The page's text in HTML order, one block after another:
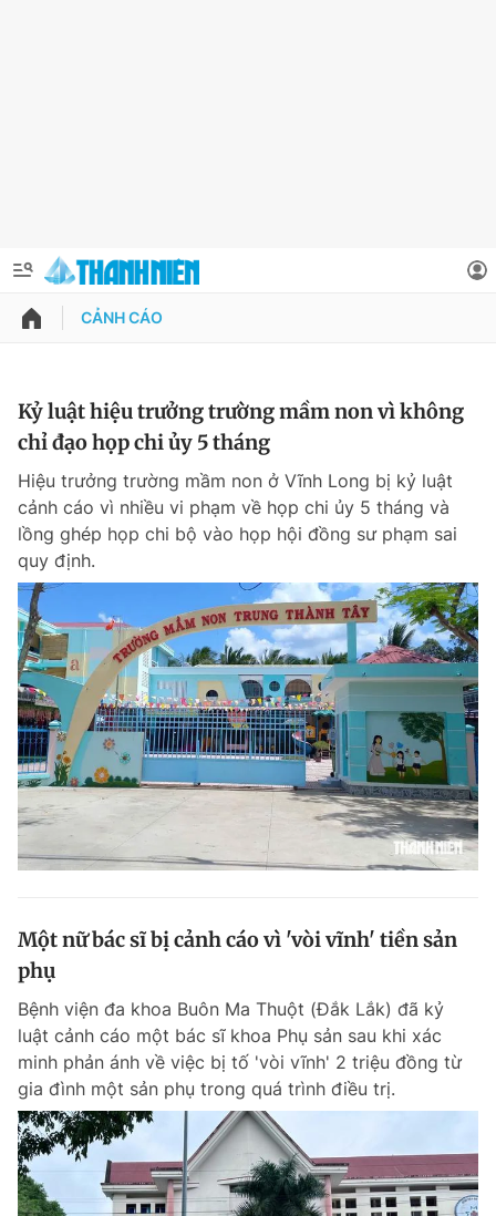
QUẢNG CÁO
Chuyên mục khác
Chào ngày mới
Tin thị trường Tin 360
Video Magazine
Sản phẩm khác
Tiện ích Bạn cần biết
Đọc Thanh Niên trên điện thoại
Theo dõi báo trên
Thông tin tài khoản
Đổi mật khẩu
Tin đã lưu
Tin đã xem
CẢNH CÁO
Kỷ luật hiệu trưởng trường mầm non vì không
chỉ đạo họp chi ủy 5 tháng
Hiệu trưởng trường mầm non ở Vĩnh Long bị kỷ luật
cảnh cáo vì nhiều vi phạm về họp chi ủy 5 tháng và
lồng ghép họp chi bộ vào họp hội đồng sư phạm sai
quy định.
Một nữ bác sĩ bị cảnh cáo vì 'vòi vĩnh' tiền sản
phụ
Bệnh viện đa khoa Buôn Ma Thuột (Đắk Lắk) đã kỷ
luật cảnh cáo một bác sĩ khoa Phụ sản sau khi xác
minh phản ánh về việc bị tố 'vòi vĩnh' 2 triệu đồng từ
gia đình một sản phụ trong quá trình điều trị.